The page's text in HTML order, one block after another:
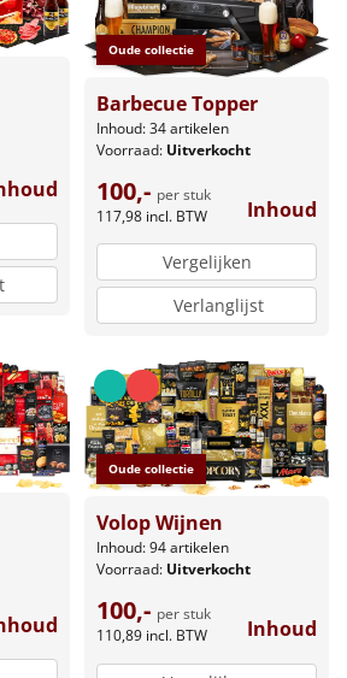
Oude collectie
Barbecue Topper
Inhoud: 34 artikelen
Voorraad: Uitverkocht
100,- per stuk
117,98 incl. BTW Inhoud
Vergelijken
Verlanglijst
Oude collectie
Volop Wijnen
Inhoud: 94 artikelen
Voorraad: Uitverkocht
100,- per stuk
110,89 incl. BTW Inhoud